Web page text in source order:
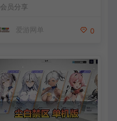
背包 抽卡 商店 MOD 未亲测
会员分享
爱游网单 0